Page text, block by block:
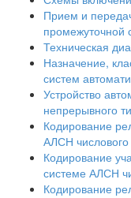
Прием и
промежуточной
Техническая
Назначение,
систем
Устройство
непрерывного
Кодирование
АЛСН числового
Кодирование
системе АЛСН
Кодирование